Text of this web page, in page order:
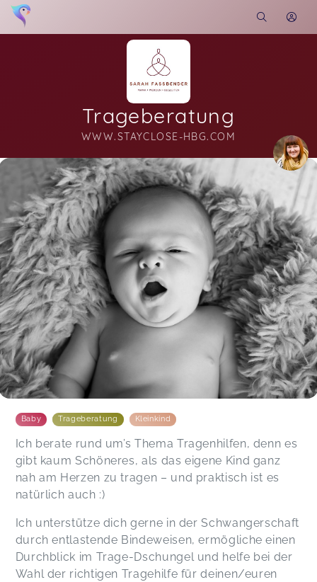
Trageberatung
WWW.STAYCLOSE-HBG.COM
Soon you will learn more about me here...
Baby Trageberatung Kleinkind
Ich berate rund um’s Thema Tragenhilfen, denn es
gibt kaum Schöneres, als das eigene Kind ganz
nah am Herzen zu tragen – und praktisch ist es
natürlich auch :)
Ich unterstütze dich gerne in der Schwangerschaft
durch entlastende Bindeweisen, ermögliche einen
Durchblick im Trage-Dschungel und helfe bei der
Wahl der richtigen Tragehilfe für deinen/euren